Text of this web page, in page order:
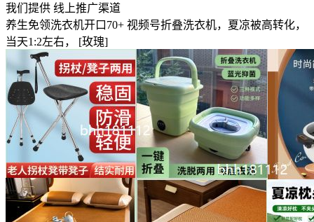
我们提供 线上推广渠道
养生免领洗衣机开口70+ 视频号折叠洗衣机，夏凉被高转化，
当天1:2左右， ​[玫瑰]